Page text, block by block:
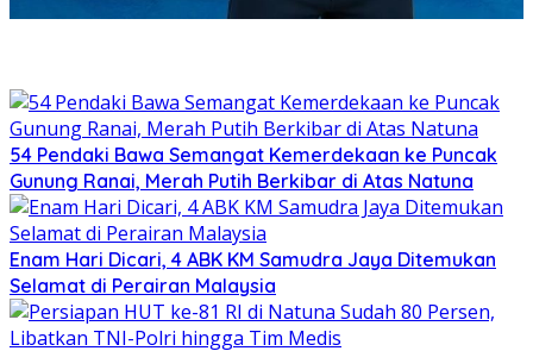
54 Pendaki Bawa Semangat Kemerdekaan ke Puncak
Gunung Ranai, Merah Putih Berkibar di Atas Natuna
Enam Hari Dicari, 4 ABK KM Samudra Jaya Ditemukan
Selamat di Perairan Malaysia